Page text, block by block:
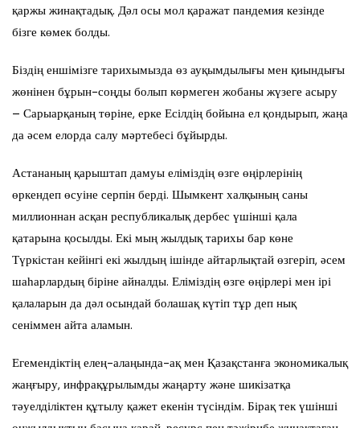
қаржы жинақтадық. Дәл осы мол қаражат пандемия кезінде
бізге көмек болды.
Біздің еншімізге тарихымызда өз ауқымдылығы мен қиындығы
жөнінен бұрын-соңды болып көрмеген жобаны жүзеге асыру
– Сарыарқаның төріне, ерке Есілдің бойына ел қондырып, жаңа
да әсем елорда салу мәртебесі бұйырды.
Астананың қарыштап дамуы еліміздің өзге өңірлерінің
өркендеп өсуіне серпін берді. Шымкент халқының саны
миллионнан асқан республикалық дербес үшінші қала
қатарына қосылды. Екі мың жылдық тарихы бар көне
Түркістан кейінгі екі жылдың ішінде айтарлықтай өзгеріп, әсем
шаһарлардың біріне айналды. Еліміздің өзге өңірлері мен ірі
қалаларын да дәл осындай болашақ күтіп тұр деп нық
сеніммен айта аламын.
Егемендіктің елең-алаңында-ақ мен Қазақстанға экономикалық
жаңғыру, инфрақұрылымды жаңарту және шикізатқа
тәуелділіктен құтылу қажет екенін түсіндім. Бірақ тек үшінші